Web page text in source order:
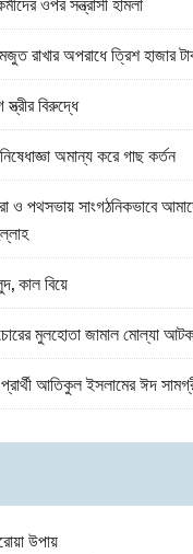
রাখার অপরাধে ত্রিশ হাজার
বিরুদ্ধে
অমান্য করে গাছ কর্তন
ও পথসভায় সাংগঠনিকভাবে
কাল বিয়ে
মুলহোতা জামাল মোল্যা আটক
আতিকুল ইসলামের ঈদ
উপায়